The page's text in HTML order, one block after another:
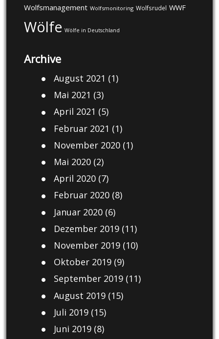
Wolfsmanagement Wolfsmonitoring Wolfsrudel WWF
Wölfe Wölfe in Deutschland
Archive
August 2021 (1)
Mai 2021 (3)
April 2021 (5)
Februar 2021 (1)
November 2020(1)
Mai 2020(2)
April 2020(7)
Februar 2020(8)
Januar 2020(6)
Dezember 2019(11)
November 2019(10)
Oktober 2019(9)
September 2019(11)
August 2019(15)
Juli 2019(15)
Juni 2019(8)